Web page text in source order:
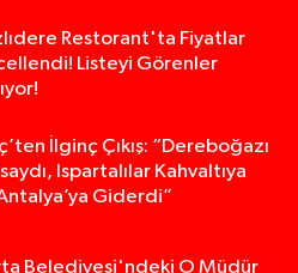
Restorant'ta Fiyatlar
Listeyi Görenler
İlginç Çıkış: “Dereboğazı
Ispartalılar Kahvaltıya
Giderdi”
Belediyesi'ndeki O Müdür